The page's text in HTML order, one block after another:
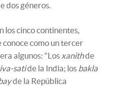
dos géneros.
los cinco continentes,
conoce como un tercer
algunos: "Los xanithde
satide la India; los bakla
de la República